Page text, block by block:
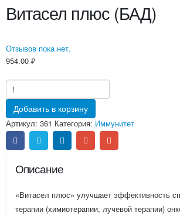
Витасел плюс (БАД)
Отзывов пока нет.
954.00 ₽
Добавить в корзину
Артикул: 361 Категория: Иммунитет
Описание
«Витасел плюс» улучшает эффективность
терапии (химиотерапии, лучевой терапии)